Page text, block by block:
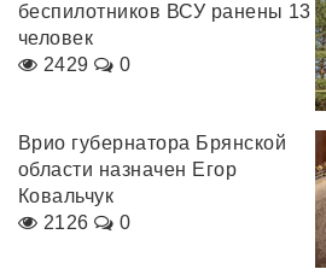
беспилотников ВСУ ранены 13
человек
2429
0
Врио губернатора Брянской
области назначен Егор
Ковальчук
2126
0